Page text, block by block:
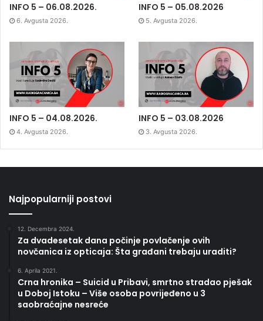
INFO 5 – 06.08.2026.
6. Avgusta 2026.
INFO 5 – 05.08.2026
5. Avgusta 2026.
INFO 5 – 04.08.2026.
4. Avgusta 2026.
INFO 5 – 03.08.2026
3. Avgusta 2026.
Najpopularniji postovi
12. Decembra 2024.
Za dvadesetak dana počinje povlačenje ovih
novčanica iz opticaja: Šta građani trebaju uraditi?
6. Aprila 2021.
Crna hronika – Suicid u Pribavi, smrtno stradao pješak
u Doboj Istoku – Više osoba povrijeđeno u 3
saobraćajne nesreće